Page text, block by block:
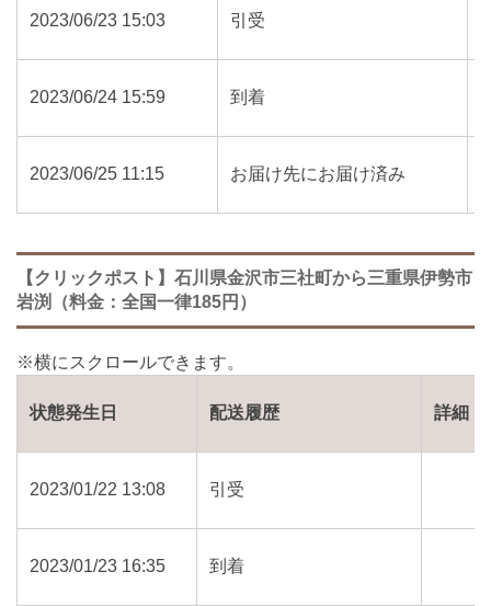
2023/06/23 15:03 引受
2023/06/24 15:59 到着
2023/06/25 11:15 お届け先にお届け済み
【クリックポスト】石川県金沢市三社町から三重県伊勢市
岩渕（料金：全国一律185円）
状態発生日 配送履歴 詳細
2023/01/22 13:08 引受
2023/01/23 16:35 到着